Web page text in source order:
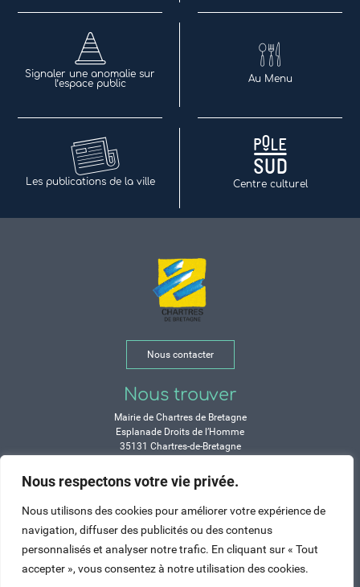
Nous respectons votre vie privée.
Nous utilisons des cookies pour améliorer votre expérience de
navigation, diffuser des publicités ou des contenus
personnalisés et analyser notre trafic. En cliquant sur « Tout
accepter », vous consentez à notre utilisation des cookies.
Signaler une anomalie sur
l’espace public
Au Menu
Les publications de la ville Centre culturel
Nous contacter
Nous trouver
Mairie de Chartres de Bretagne
Esplanade Droits de l’Homme
35131 Chartres-de-Bretagne
Durant les congés d’été :
Lundi, mardi, mercredi et vendredi :
de 9h à 12h et de 14h à 17h
Jeudi : de 9h à 12h et de 15h à 17h